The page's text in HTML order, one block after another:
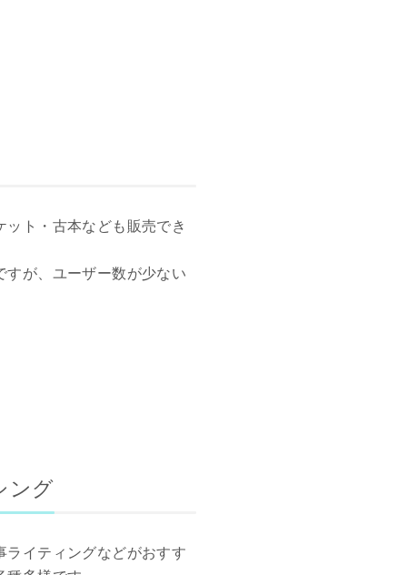
ト・古本なども販売でき
すが、ユーザー数が少ない
ング
ライティングなどがおすす